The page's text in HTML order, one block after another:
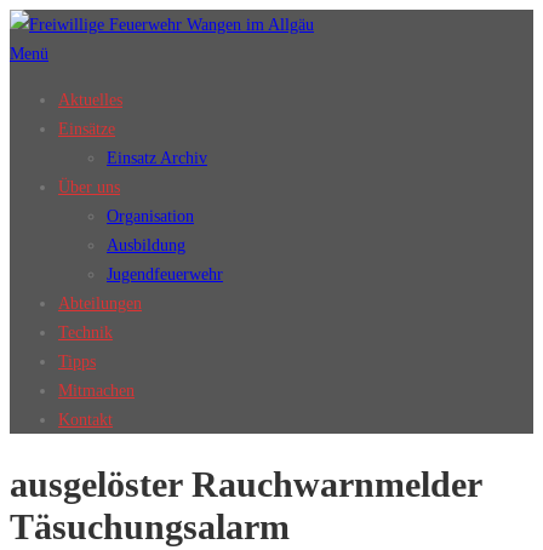
Zum
Inhalt
Menü
Aktuelles
Einsätze
Einsatz Archiv
Über uns
Organisation
Ausbildung
Jugendfeuerwehr
Abteilungen
Technik
Tipps
Mitmachen
Kontakt
ausgelöster Rauchwarnmelder
Täsuchungsalarm